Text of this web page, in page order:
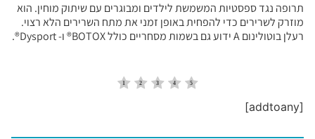
תרופה נגד ספסטיות המשמשת לילדים ומבוגרים עם שיתוק מוחין. הוא
מוזרק לשרירים כדי להפחית באופן זמני את מתח השרירים הלא רצוי.
רעלן בוטולינום A ידוע גם בשמות מסחריים כולל BOTOX® ו- Dysport®.
[addtoany]